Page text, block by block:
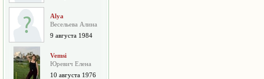
Alya
Весельева Алина
9 августа 1984
Vemsi
Юревич Елена
10 августа 1976